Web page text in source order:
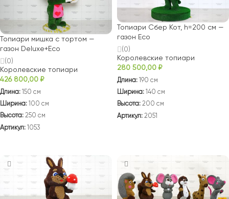
Топиари мишка с тортом —
газон Deluxe+Eco
(0)
Королевские топиари
426 800,00₽
Длина: 150 см
Ширина: 100 см
Высота: 250 см
Артикул: 1053
Топиари Сбер Кот, h=200 см —
газон Есо
(0)
Королевские топиари
280 500,00₽
Длина: 190 см
Ширина: 140 см
Высота: 200 см
Артикул: 2051